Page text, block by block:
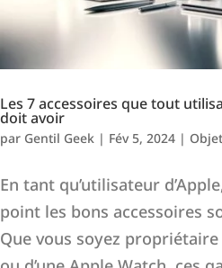
Les 7 accessoires que tout
doit avoir
par Gentil Geek | Fév 5, 2024 |
En tant qu’utilisateur
point les bons accessoires
Que vous soyez propriétaire